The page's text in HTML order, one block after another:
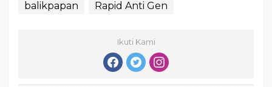
balikpapan Rapid Anti Gen
Ikuti Kami